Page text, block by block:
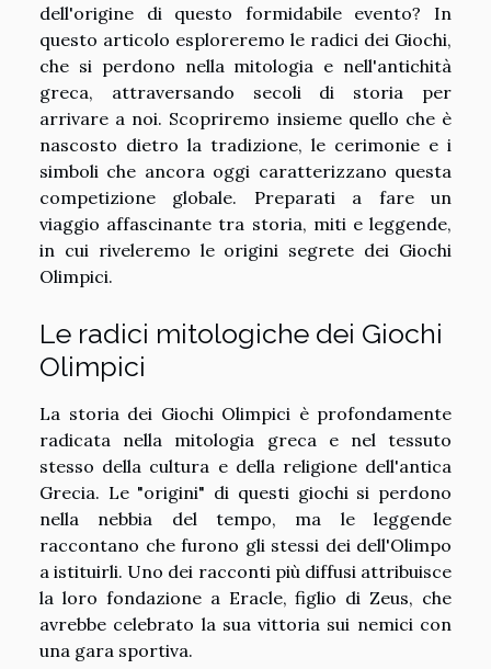
dell'origine di questo formidabile evento? In
questo articolo esploreremo le radici dei Giochi,
che si perdono nella mitologia e nell'antichità
greca, attraversando secoli di storia per
arrivare a noi. Scopriremo insieme quello che è
nascosto dietro la tradizione, le cerimonie e i
simboli che ancora oggi caratterizzano questa
competizione globale. Preparati a fare un
viaggio affascinante tra storia, miti e leggende,
in cui riveleremo le origini segrete dei Giochi
Olimpici.
Le radici mitologiche dei Giochi
Olimpici
La storia dei Giochi Olimpici è profondamente
radicata nella mitologia greca e nel tessuto
stesso della cultura e della religione dell'antica
Grecia. Le "origini" di questi giochi si perdono
nella nebbia del tempo, ma le leggende
raccontano che furono gli stessi dei dell'Olimpo
a istituirli. Uno dei racconti più diffusi attribuisce
la loro fondazione a Eracle, figlio di Zeus, che
avrebbe celebrato la sua vittoria sui nemici con
una gara sportiva.